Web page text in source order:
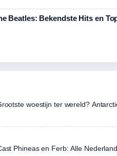
Beatles: Bekendste Hits en
woestijn ter wereld?
Phineas en Ferb: Alle